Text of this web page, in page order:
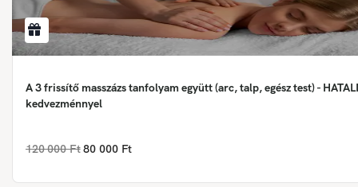
A 3 frissítő masszázs tanfolyam együtt (arc, talp, egész test) -
kedvezménnyel
120 000 Ft 80 000 Ft